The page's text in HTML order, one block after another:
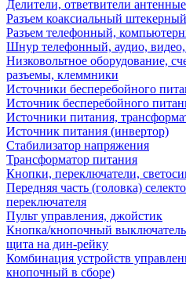
Делители, ответвители антенные
Разъем коаксиальный штекерный
Разъем телефонный,
Шнур телефонный, аудио,
Низковольтное оборудование,
разъемы, клеммники
Источники бесперебойного
Источник бесперебойного
Источники питания,
Источник питания (инвертор)
Стабилизатор напряжения
Трансформатор питания
Кнопки, переключатели,
Передняя часть (головка)
переключателя
Пульт управления, джойстик
Кнопка/кнопочный выключатель
щита на дин-рейку
Комбинация устройств
кнопочный в сборе)